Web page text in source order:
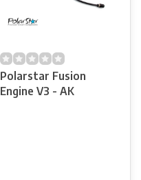
Polarstar Fusion
Engine V3 - AK